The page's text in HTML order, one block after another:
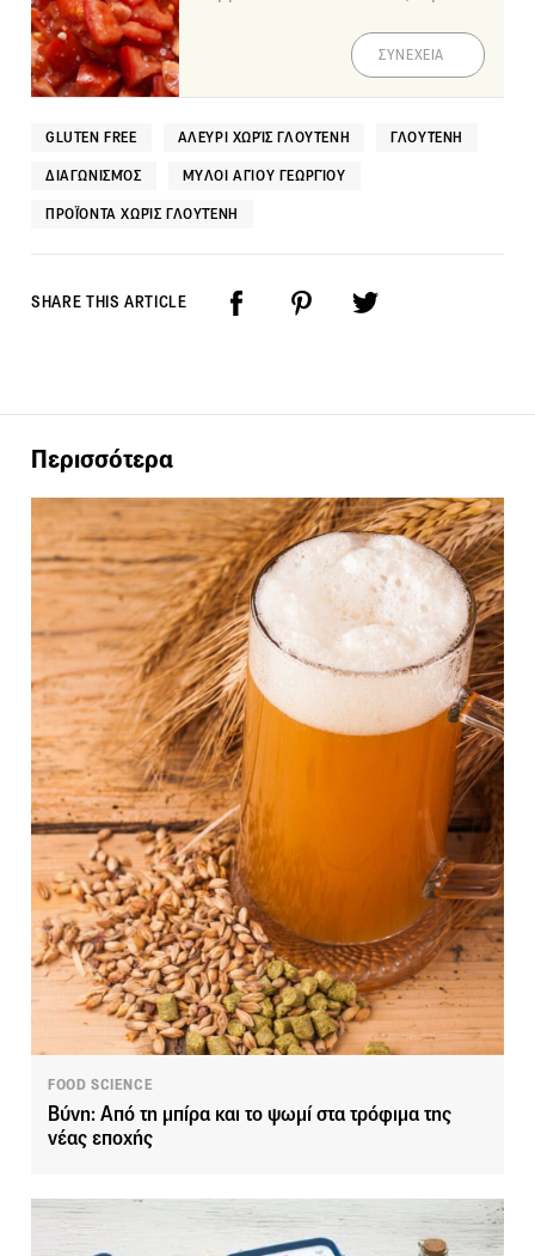
ΣΥΝΕΧΕΙΑ
GLUTEN FREE ΑΛΕΎΡΙ ΧΩΡΊΣ ΓΛΟΥΤΈΝΗ ΓΛΟΥΤΈΝΗ
ΔΙΑΓΩΝΙΣΜΌΣ ΜΎΛΟΙ ΑΓΊΟΥ ΓΕΩΡΓΊΟΥ
ΠΡΟΪΌΝΤΑ ΧΩΡΊΣ ΓΛΟΥΤΈΝΗ
SHARE THIS ARTICLE
Περισσότερα
FOOD SCIENCE
Βύνη: Από τη μπίρα και το ψωμί στα τρόφιμα της
νέας εποχής